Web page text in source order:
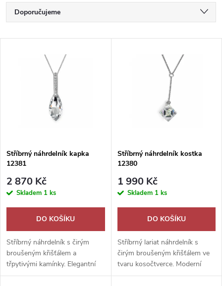
Ř
a
p
r
o
d
u
Doporučujeme
Nejprodávanější
s
p
r
d
u
Stříbrný náhrdelník kapka
12381
2 870 Kč
Skladem 1 ks
DO KOŠÍKU
Stříbrný náhrdelník s čirým
broušeným křišťálem a
třpytivými kamínky. Elegantní
romantický šperk, ideální jako
Stříbrný náhrdelník kostka
12380
1 990 Kč
Skladem 1 ks
DO KOŠÍKU
Stříbrný lariat náhrdelník s
čirým broušeným křišťálem ve
tvaru kosočtverce. Moderní
elegantní šperk s oslnivým